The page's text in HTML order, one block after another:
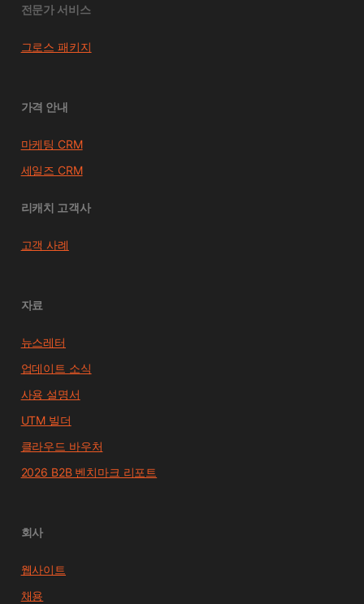
전문가 서비스
그로스 패키지
가격 안내
마케팅 CRM
세일즈 CRM
리캐치 고객사
고객 사례
자료
뉴스레터
업데이트 소식
사용 설명서
UTM 빌더
클라우드 바우처
2026 B2B 벤치마크 리포트
회사
웹사이트
채용